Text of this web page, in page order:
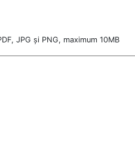
JPG și PNG, maximum 10MB